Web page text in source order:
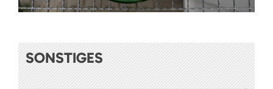
SONSTIGES